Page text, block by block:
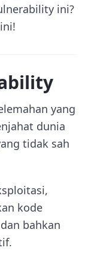
ini?
yang
dunia
tidak sah
kode
bahkan